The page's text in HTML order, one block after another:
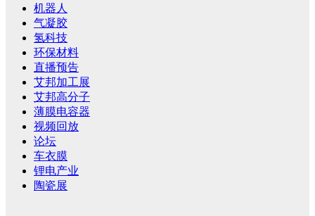
机器人
气凝胶
氢科技
环保材料
直播预告
艾邦加工展
艾邦高分子
薄膜电容器
视频回放
论坛
车衣膜
锂电产业
陶瓷展